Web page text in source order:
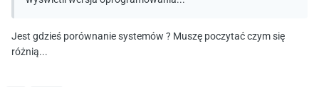
Jest gdzieś porównanie systemów ? Muszę poczytać czym się
różnią...